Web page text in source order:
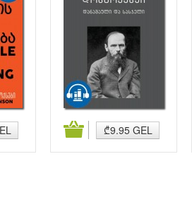
₾9.95 GEL
კალათაში დამატება